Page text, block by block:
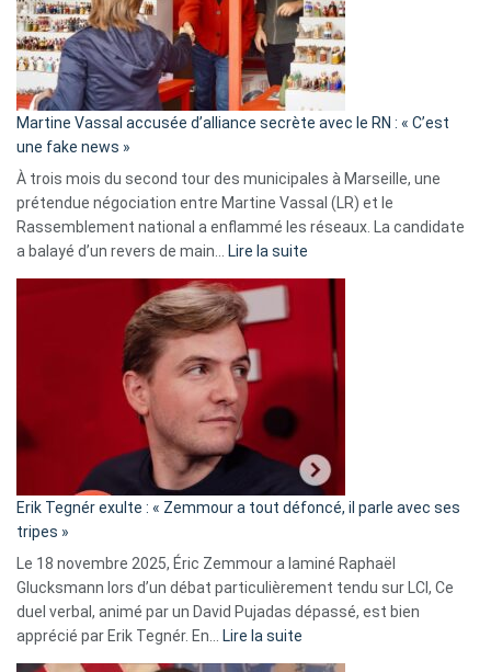
Algérie
Martine Vassal accusée d’alliance secrète avec le RN : « C’est
une fake news »
À trois mois du second tour des municipales à Marseille, une
prétendue négociation entre Martine Vassal (LR) et le
Rassemblement national a enflammé les réseaux. La candidate
a balayé d’un revers de main…
Lire la suite
d’alliance
secrète
«
C’est
fake
news
»
Erik Tegnér exulte : « Zemmour a tout défoncé, il parle avec ses
tripes »
Le 18 novembre 2025, Éric Zemmour a laminé Raphaël
Glucksmann lors d’un débat particulièrement tendu sur LCI, Ce
duel verbal, animé par un David Pujadas dépassé, est bien
apprécié par Erik Tegnér. En…
Lire la suite